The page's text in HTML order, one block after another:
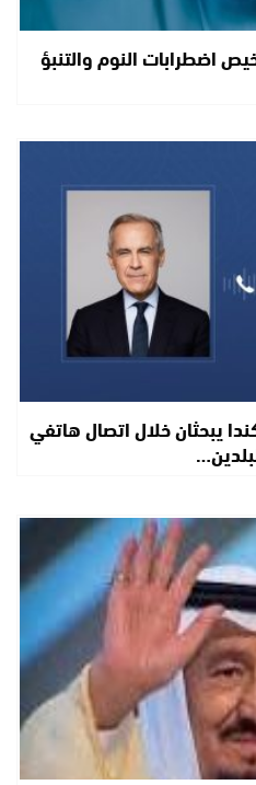
اضطرابات النوم والتنبؤ
يبحثان خلال اتصال هاتفي